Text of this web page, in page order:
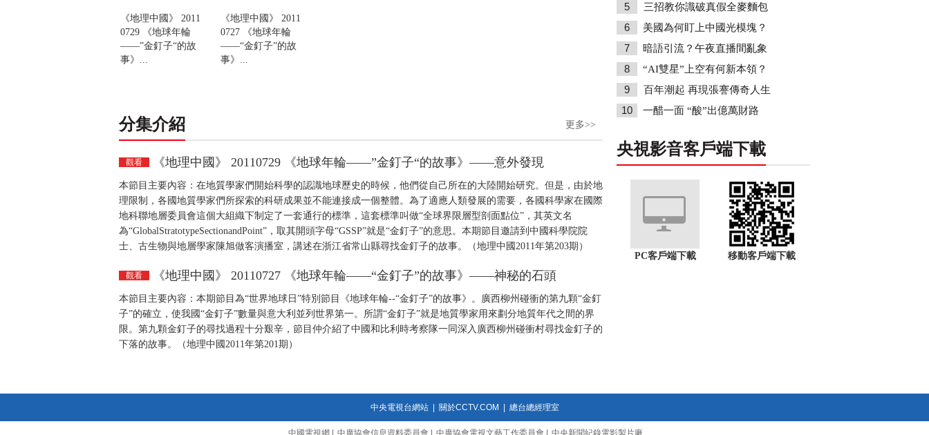
《地理中國》 2011
0729 《地球年輪
——”金釘子“的故
事》...
《地理中國》 2011
0727 《地球年輪
——“金釘子”的故
事》...
分集介紹 更多>>
觀看 《地理中國》 20110729 《地球年輪——”金釘子“的故事》——意外發現
本節目主要內容：在地質學家們開始科學的認識地球歷史的時候，他們從自己所在的大陸開始研究。但是，由於地
理限制，各國地質學家們所探索的科研成果並不能連接成一個整體。為了適應人類發展的需要，各國科學家在國際
地科聯地層委員會這個大組織下制定了一套通行的標準，這套標準叫做“全球界限層型剖面點位”，其英文名
為“GlobalStratotypeSectionandPoint”，取其開頭字母“GSSP”就是“金釘子”的意思。本期節目邀請到中國科學院院
士、古生物與地層學家陳旭做客演播室，講述在浙江省常山縣尋找金釘子的故事。（地理中國2011年第203期）
觀看 《地理中國》 20110727 《地球年輪——“金釘子”的故事》——神秘的石頭
本節目主要內容：本期節目為“世界地球日”特別節目《地球年輪--“金釘子”的故事》。廣西柳州碰衝的第九顆“金釘
子”的確立，使我國“金釘子”數量與意大利並列世界第一。所謂“金釘子”就是地質學家用來劃分地質年代之間的界
限。第九顆金釘子的尋找過程十分艱辛，節目仲介紹了中國和比利時考察隊一同深入廣西柳州碰衝村尋找金釘子的
下落的故事。（地理中國2011年第201期）
5 三招教你識破真假全麥麵包
6 美國為何盯上中國光模塊？
7 暗語引流？午夜直播間亂象
8 “AI雙星”上空有何新本領？
9 百年潮起 再現張謇傳奇人生
10 一醋一面 “酸”出億萬財路
央視影音客戶端下載
PC客戶端下載 移動客戶端下載
中央電視台網站| 關於CCTV.COM 總台總經理室
中國電視網 中廣協會信息資料委員會 中廣協會電視文藝工作委員會 中央新聞紀錄電影製片廠